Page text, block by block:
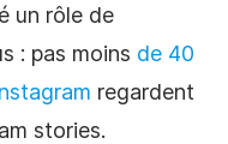
un rôle de
: pas moins de 40
regardent
stories.